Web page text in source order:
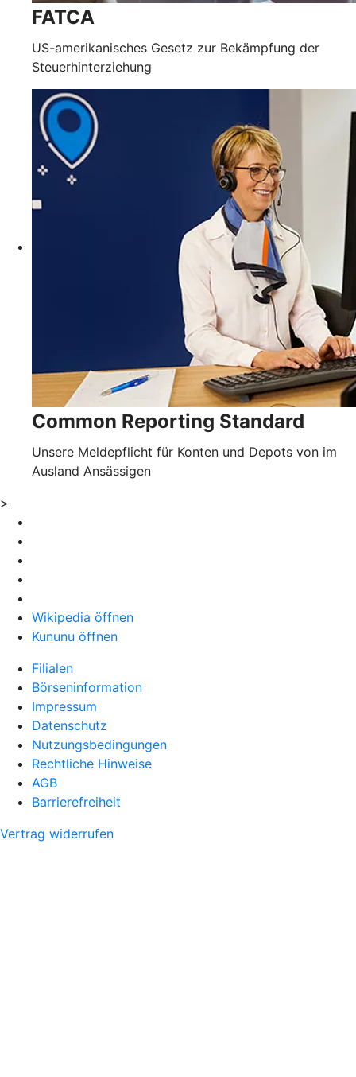
FATCA
US-amerikanisches Gesetz zur Bekämpfung der
Steuerhinterziehung
Common Reporting Standard
Unsere Meldepflicht für Konten und Depots von im
Ausland Ansässigen
>
Wikipedia öffnen
Kununu öffnen
Filialen
Börseninformation
Impressum
Datenschutz
Nutzungsbedingungen
Rechtliche Hinweise
AGB
Barrierefreiheit
Vertrag widerrufen